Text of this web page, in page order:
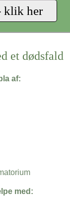
et dødsfald
af:
med: